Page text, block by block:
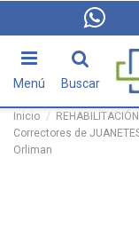
Menú Buscar
Inicio REHABILITACIÓN
Correctores de
Orliman